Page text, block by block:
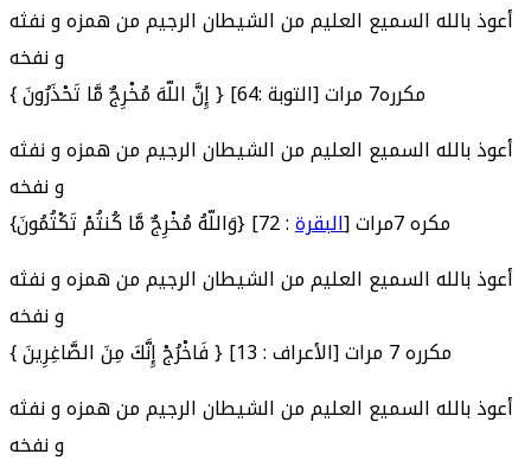
أعوذ بالله السميع العليم من الشيطان الرجيم من همزه و نفثه
و نفخه
{ إِنَّ اللّهَ مُخْرِجٌ مَّا تَحْذَرُونَ } [التوبة :64] مكرره7 مرات
أعوذ بالله السميع العليم من الشيطان الرجيم من همزه و نفثه
و نفخه
{وَاللّهُ مُخْرِجٌ مَّا كُنتُمْ تَكْتُمُونَ} [
البقرة
: 72] مكره 7مرات
أعوذ بالله السميع العليم من الشيطان الرجيم من همزه و نفثه
و نفخه
{ فَاخْرُجْ إِنَّكَ مِنَ الصَّاغِرِينَ } [الأعراف : 13] مكرره 7 مرات
أعوذ بالله السميع العليم من الشيطان الرجيم من همزه و نفثه
و نفخه